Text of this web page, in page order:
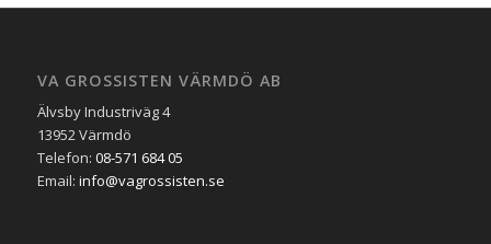
VA GROSSISTEN VÄRMDÖ AB
Älvsby Industriväg 4
13952 Värmdö
Telefon: 08-571 684 05
Email: info@vagrossisten.se